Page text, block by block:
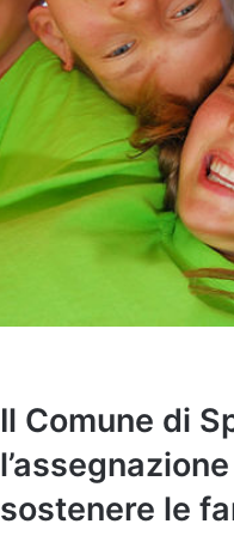
Il Comune di
sostenere le